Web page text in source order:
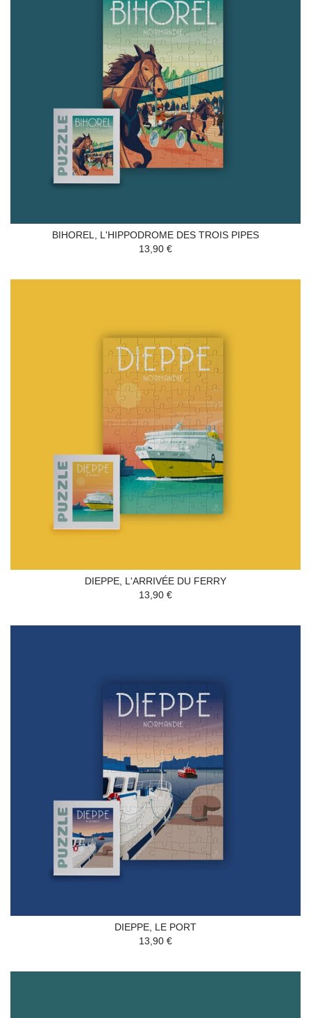
BIHOREL, L'HIPPODROME DES TROIS PIPES
13,90 €
DIEPPE, L'ARRIVÉE DU FERRY
13,90 €
DIEPPE, LE PORT
13,90 €